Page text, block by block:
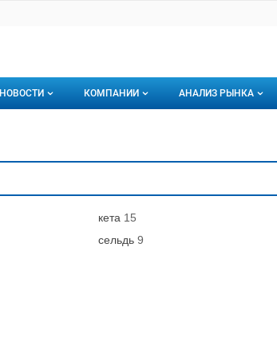
НОВОСТИ КОМПАНИИ
О каталоге компаний
Премиум размещение
АНАЛИЗ РЫНКА
Подписаться на
кета 15
сельдь 9